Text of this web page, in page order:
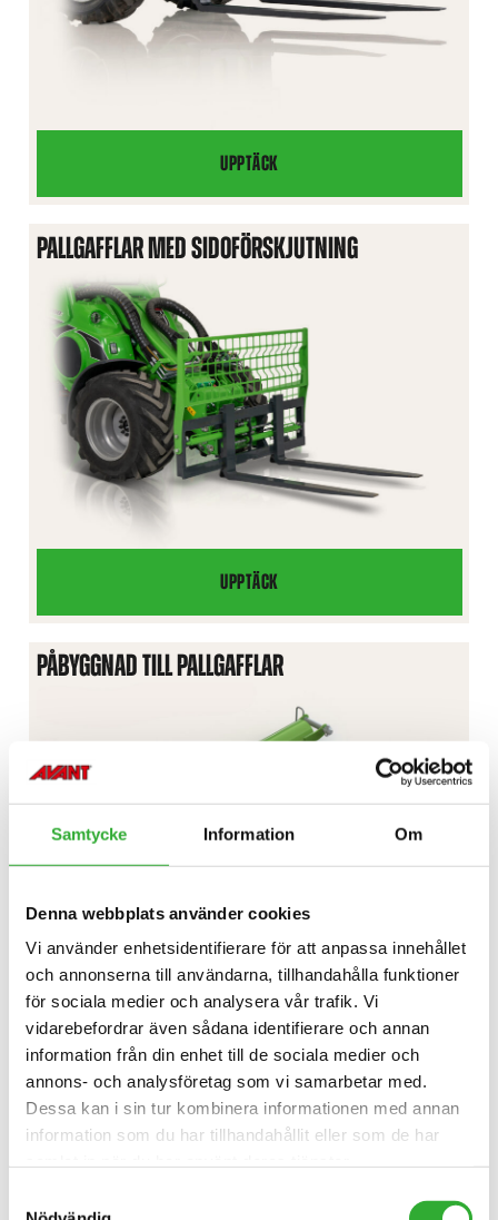
Samtycke Information Om
Denna webbplats använder cookies
Vi använder enhetsidentifierare för att anpassa innehållet
och annonserna till användarna, tillhandahålla funktioner
för sociala medier och analysera vår trafik. Vi
vidarebefordrar även sådana identifierare och annan
information från din enhet till de sociala medier och
annons- och analysföretag som vi samarbetar med.
Dessa kan i sin tur kombinera informationen med annan
information som du har tillhandahållit eller som de har
UPPTÄCK
PALLGAFFLAR
PALLGAFFLAR MED SIDOFÖRSKJUTNING
UPPTÄCK
PALLGAFFLAR
MED
SIDOFÖRSKJUTNING
PÅBYGGNAD TILL PALLGAFFLAR
UPPTÄCK
PÅBYGGNAD
TILL
PALLGAFFLAR
TIMMERGRIP